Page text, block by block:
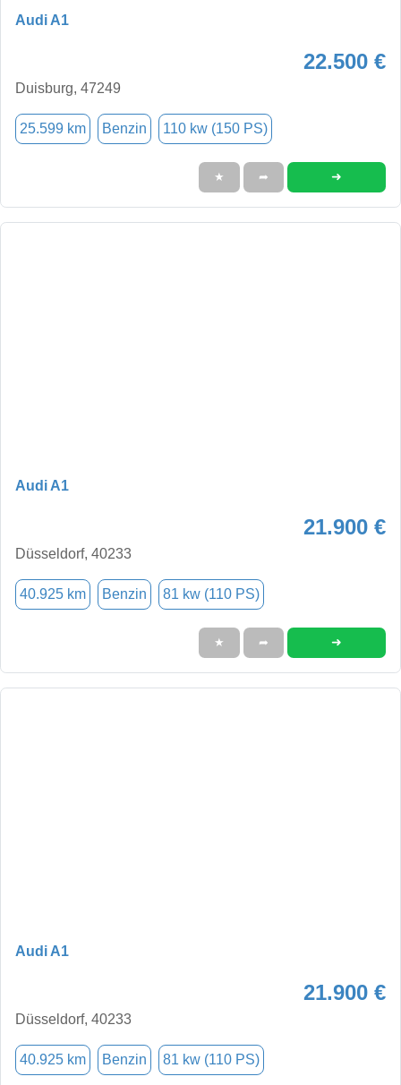
Audi A1
22.500 €
Duisburg, 47249
25.599 km Benzin 110 kw (150 PS)
★ ➦ ➜
Audi A1
21.900 €
Düsseldorf, 40233
40.925 km Benzin 81 kw (110 PS)
★ ➦ ➜
Audi A1
21.900 €
Düsseldorf, 40233
40.925 km Benzin 81 kw (110 PS)